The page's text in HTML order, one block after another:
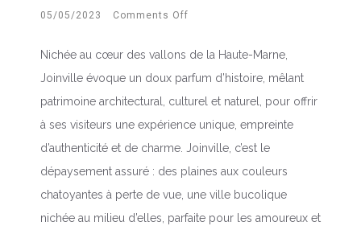
05/05/2023 Comments Off
Nichée au cœur des vallons de la Haute-Marne,
Joinville évoque un doux parfum d’histoire, mêlant
patrimoine architectural, culturel et naturel, pour offrir
à ses visiteurs une expérience unique, empreinte
d’authenticité et de charme. Joinville, c’est le
dépaysement assuré : des plaines aux couleurs
chatoyantes à perte de vue, une ville bucolique
nichée au milieu d’elles, parfaite pour les amoureux et